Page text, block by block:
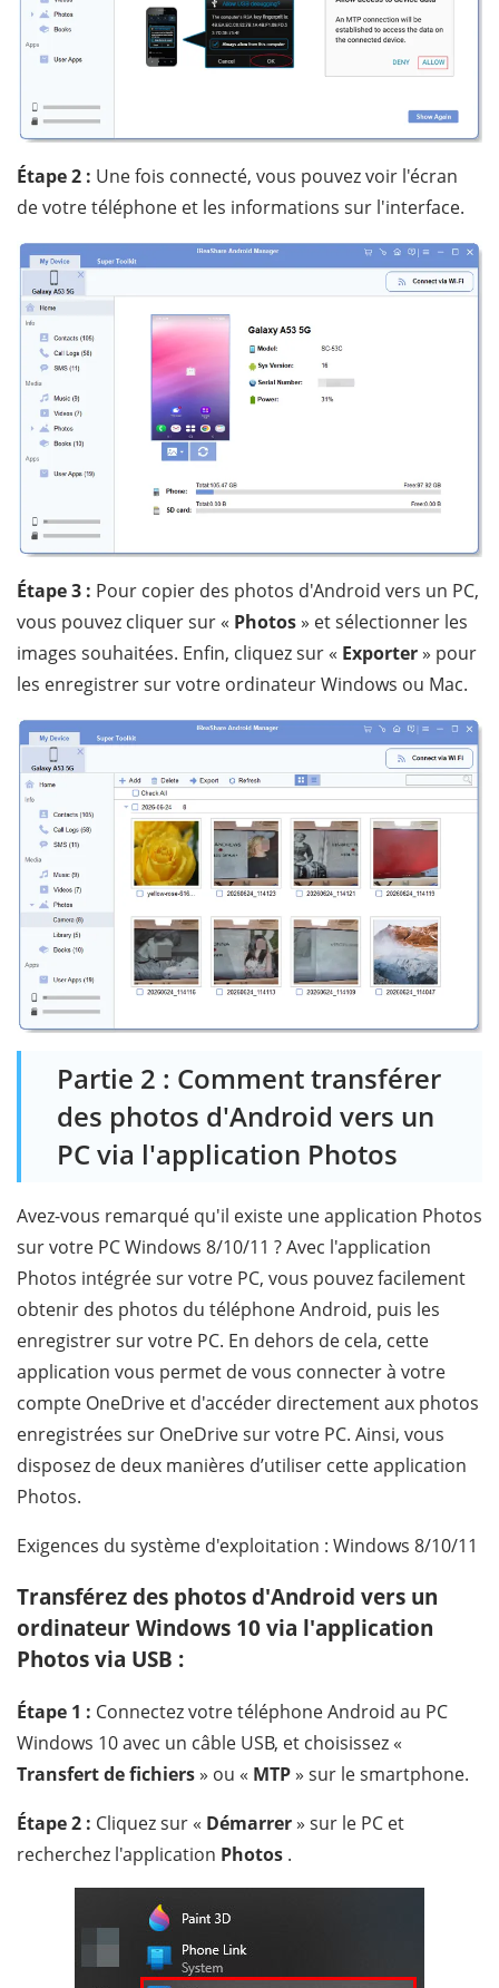
Étape 2 : Une fois connecté, vous pouvez voir l'écran
de votre téléphone et les informations sur l'interface.
Étape 3 : Pour copier des photos d'Android vers un PC,
vous pouvez cliquer sur « Photos» et sélectionner les
images souhaitées. Enfin, cliquez sur « Exporter» pour
les enregistrer sur votre ordinateur Windows ou Mac.
Partie 2 : Comment transférer
des photos d'Android vers un
PC via l'application Photos
Avez-vous remarqué qu'il existe une application Photos
sur votre PC Windows 8/10/11 ? Avec l'application
Photos intégrée sur votre PC, vous pouvez facilement
obtenir des photos du téléphone Android, puis les
enregistrer sur votre PC. En dehors de cela, cette
application vous permet de vous connecter à votre
compte OneDrive et d'accéder directement aux photos
enregistrées sur OneDrive sur votre PC. Ainsi, vous
disposez de deux manières d’utiliser cette application
Photos.
Exigences du système d'exploitation : Windows 8/10/11
Transférez des photos d'Android vers un
ordinateur Windows 10 via l'application
Photos via USB :
Étape 1 : Connectez votre téléphone Android au PC
Windows 10 avec un câble USB, et choisissez «
Transfert de fichiers» ou « MTP» sur le smartphone.
Étape 2 : Cliquez sur « Démarrer» sur le PC et
recherchez l'application Photos .